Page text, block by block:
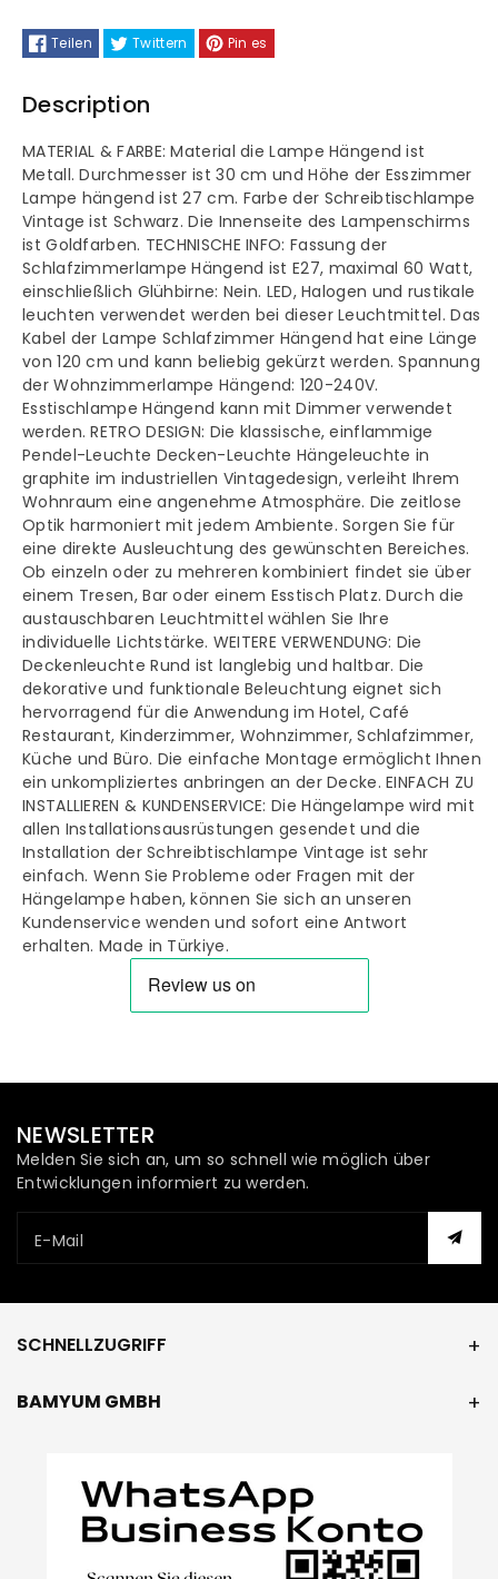
Industrial
Vintage
Metall
Hängelampe
Industrial
Vintage
Metall
Hängelampe
Teilen Twittern Pin es
Description
MATERIAL & FARBE: Material die Lampe Hängend ist
Metall. Durchmesser ist 30 cm und Höhe der Esszimmer
Lampe hängend ist 27 cm. Farbe der Schreibtischlampe
Vintage ist Schwarz. Die Innenseite des Lampenschirms
ist Goldfarben. TECHNISCHE INFO: Fassung der
Schlafzimmerlampe Hängend ist E27, maximal 60 Watt,
einschließlich Glühbirne: Nein. LED, Halogen und rustikale
leuchten verwendet werden bei dieser Leuchtmittel. Das
Kabel der Lampe Schlafzimmer Hängend hat eine Länge
von 120 cm und kann beliebig gekürzt werden. Spannung
der Wohnzimmerlampe Hängend: 120-240V.
Esstischlampe Hängend kann mit Dimmer verwendet
werden. RETRO DESIGN: Die klassische, einflammige
Pendel-Leuchte Decken-Leuchte Hängeleuchte in
graphite im industriellen Vintagedesign, verleiht Ihrem
Wohnraum eine angenehme Atmosphäre. Die zeitlose
Optik harmoniert mit jedem Ambiente. Sorgen Sie für
eine direkte Ausleuchtung des gewünschten Bereiches.
Ob einzeln oder zu mehreren kombiniert findet sie über
einem Tresen, Bar oder einem Esstisch Platz. Durch die
austauschbaren Leuchtmittel wählen Sie Ihre
individuelle Lichtstärke. WEITERE VERWENDUNG: Die
Deckenleuchte Rund ist langlebig und haltbar. Die
dekorative und funktionale Beleuchtung eignet sich
hervorragend für die Anwendung im Hotel, Café
Restaurant, Kinderzimmer, Wohnzimmer, Schlafzimmer,
Küche und Büro. Die einfache Montage ermöglicht Ihnen
ein unkompliziertes anbringen an der Decke. EINFACH ZU
INSTALLIEREN & KUNDENSERVICE: Die Hängelampe wird mit
allen Installationsausrüstungen gesendet und die
Installation der Schreibtischlampe Vintage ist sehr
einfach. Wenn Sie Probleme oder Fragen mit der
Hängelampe haben, können Sie sich an unseren
Kundenservice wenden und sofort eine Antwort
erhalten. Made in Türkiye.
NEWSLETTER
Melden Sie sich an, um so schnell wie möglich über
Entwicklungen informiert zu werden.
E-Mail
SCHNELLZUGRIFF
BAMYUM GMBH